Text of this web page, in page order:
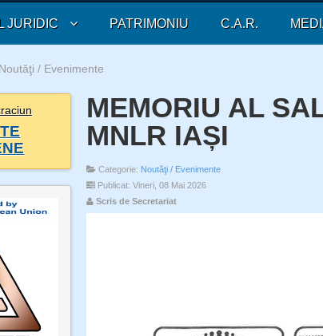
JURIDIC PATRIMONIU C.A.R.
Noutăţi / Evenimente
MEMORIU AL
MNLR IAȘI
Categorie: Noutăţi / Evenimente
Publicat: Vineri, 08 Mai 2026
Scris de Secretariat